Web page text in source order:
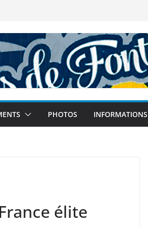
PHOTOS INFORMATIONS
élite